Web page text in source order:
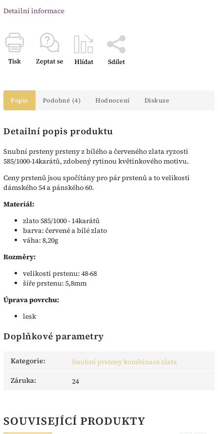
Detailní informace
Tisk Zeptat se Hlídat Sdílet
Popis Podobné (4) Hodnocení Diskuze
Detailní popis produktu
Snubní prsteny prsteny z bílého a červeného zlata ryzosti
585/1000-14karátů, zdobený rytinou květinkového motivu.
Ceny prstenů jsou spočítány pro pár prstenů a to velikosti
dámského 54 a pánského 60.
Materiál:
zlato 585/1000 - 14karátů
barva: červené a bílé zlato
váha: 8,20g
Rozměry:
velikosti prstenu: 48-68
šíře prstenu: 5,8mm
Úprava povrchu:
lesk
Doplňkové parametry
Kategorie:
Snubní prsteny kombinace zlata
Záruka: 24
SOUVISEJÍCÍ PRODUKTY